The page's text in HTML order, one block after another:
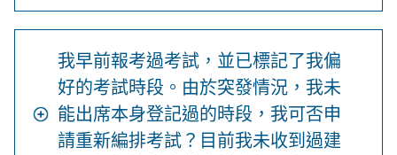
我早前報考過考試，並已標記了我偏
好的考試時段。由於突發情況，我未
能出席本身登記過的時段，我可否申
請重新編排考試？目前我未收到過建